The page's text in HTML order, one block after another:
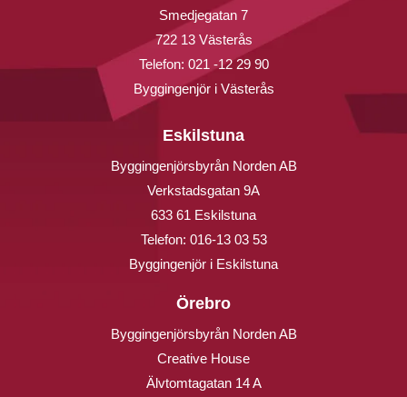
Smedjegatan 7
722 13 Västerås
Telefon: 021 -12 29 90
Byggingenjör i Västerås
Eskilstuna
Byggingenjörsbyrån Norden AB
Verkstadsgatan 9A
633 61 Eskilstuna
Telefon: 016-13 03 53
Byggingenjör i Eskilstuna
Örebro
Byggingenjörsbyrån Norden AB
Creative House
Älvtomtagatan 14 A